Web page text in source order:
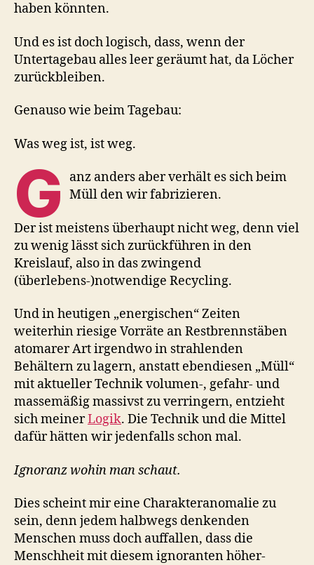
haben könnten.
Und es ist doch logisch, dass, wenn der
Untertagebau alles leer geräumt hat, da Löcher
zurückbleiben.
Genauso wie beim Tagebau:
Was weg ist, ist weg.
G
anz anders aber verhält es sich beim
Müll den wir fabrizieren.
Der ist meistens überhaupt nicht weg, denn viel
zu wenig lässt sich zurückführen in den
Kreislauf, also in das zwingend
(überlebens-)notwendige Recycling.
Und in heutigen „energischen“ Zeiten
weiterhin riesige Vorräte an Restbrennstäben
atomarer Art irgendwo in strahlenden
Behältern zu lagern, anstatt ebendiesen „Müll“
mit aktueller Technik volumen-, gefahr- und
massemäßig massivst zu verringern, entzieht
sich meinerLogik. Die Technik und die Mittel
dafür hätten wir jedenfalls schon mal.
Ignoranz wohin man schaut.
Dies scheint mir eine Charakteranomalie zu
sein, denn jedem halbwegs denkenden
Menschen muss doch auffallen, dass die
Menschheit mit diesem ignoranten höher-